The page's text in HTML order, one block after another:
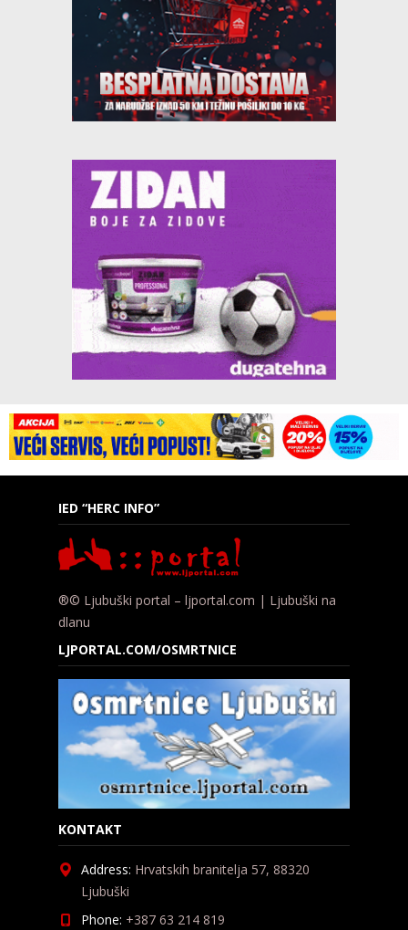
IED “HERC INFO”
®© Ljubuški portal – ljportal.com | Ljubuški na
dlanu
LJPORTAL.COM/OSMRTNICE
KONTAKT
Address: Hrvatskih branitelja 57, 88320
Ljubuški
Phone: +387 63 214 819